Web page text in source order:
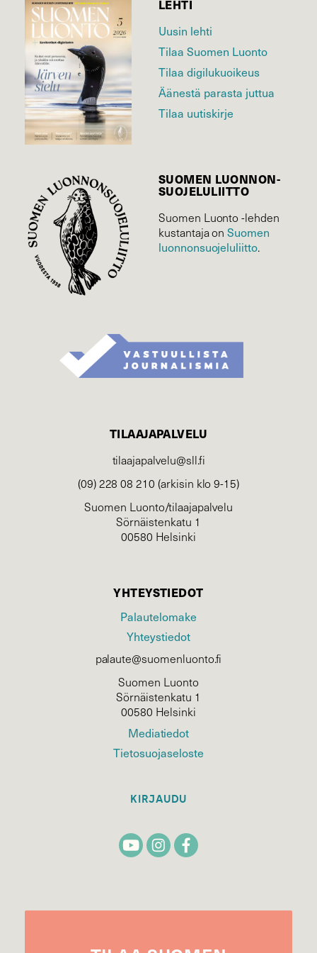
LEHTI
Uusin lehti
Tilaa Suomen Luonto
Tilaa digilukuoikeus
Äänestä parasta juttua
Tilaa uutiskirje
SUOMEN LUONNON­
SUOJELU­LIITTO
Suomen Luonto -lehden
kustantaja onSuomen
luonnonsuojelu­liitto.
TILAAJAPALVELU
tilaajapalvelu@sll.fi
(09) 228 08 210 (arkisin klo 9-15)
Suomen Luonto/tilaajapalvelu
Sörnäistenkatu 1
00580 Helsinki
YHTEYSTIEDOT
Palautelomake
Yhteystiedot
palaute@suomenluonto.fi
Suomen Luonto
Sörnäistenkatu 1
00580 Helsinki
Mediatiedot
Tietosuojaseloste
KIRJAUDU